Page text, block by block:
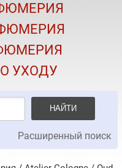
УХОДУ
НАЙТИ
Расширенный поиск